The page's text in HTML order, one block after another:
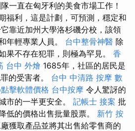
一直在匈牙利的美食市場工作！
福利，這是計劃，可預測，穩定和
靠近加州大學洛杉磯分校，該領
年輕專業人員。 台中整骨神醫 除
果不存在犯罪，則極為罕見。 香
台中 外燴 1685年，社區的居民是
的受害者。 台中 中清路 按摩 數
擊軟體價格 台中按摩 令人驚訝的
市的一半更安全。 記帳士 接案 批
低的價格出售批量股票。 新竹 按
獲取產品並將其出售給零售商的